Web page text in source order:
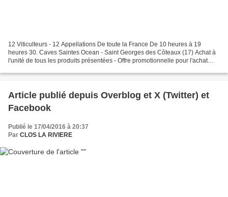
12 Viticulteurs - 12 Appellations De toute la France De 10 heures à 19
heures 30. Caves Saintes Ocean - Saint Georges des Côteaux (17) Achat à
l'unité de tous les produits présentées - Offre promotionnelle pour l'achat
Article publié depuis Overblog et X (Twitter) et
Facebook
Publié le 17/04/2016 à 20:37
Par CLOS LA RIVIERE